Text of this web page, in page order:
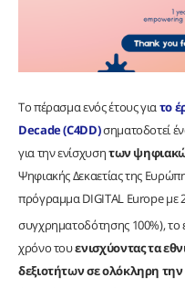
Το πέρασμα ενός έτους γιατο
Decade (C4DD)σηματοδοτεί
για την ενίσχυσητων
Ψηφιακής Δεκαετίας της
πρόγραμμα DIGITAL Europe με
συγχρηματοδότησης 100%),
χρόνο τουενισχύοντας τα
δεξιοτήτων σε ολόκληρη την